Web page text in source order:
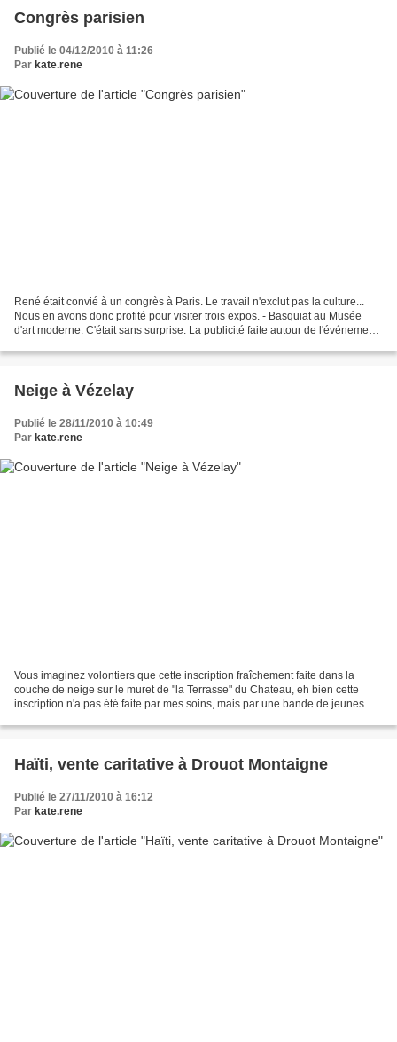
Congrès parisien
Publié le 04/12/2010 à 11:26
Par kate.rene
René était convié à un congrès à Paris. Le travail n'exclut pas la culture...
Nous en avons donc profité pour visiter trois expos. - Basquiat au Musée
d'art moderne. C'était sans surprise. La publicité faite autour de l'événement
Neige à Vézelay
Publié le 28/11/2010 à 10:49
Par kate.rene
Vous imaginez volontiers que cette inscription fraîchement faite dans la
couche de neige sur le muret de "la Terrasse" du Chateau, eh bien cette
inscription n'a pas été faite par mes soins, mais par une bande de jeunes
Haïti, vente caritative à Drouot Montaigne
Publié le 27/11/2010 à 16:12
Par kate.rene